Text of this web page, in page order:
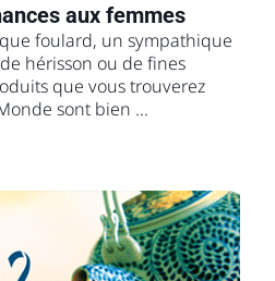
aux femmes
foulard, un sympathique
hérisson ou de fines
que vous trouverez
sont bien ...